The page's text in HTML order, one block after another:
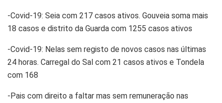
-Covid-19: Seia com 217 casos ativos. Gouveia soma mais
18 casos e distrito da Guarda com 1255 casos ativos
-Covid-19: Nelas sem registo de novos casos nas últimas
24 horas. Carregal do Sal com 21 casos ativos e Tondela
com 168
-Pais com direito a faltar mas sem remuneração nas